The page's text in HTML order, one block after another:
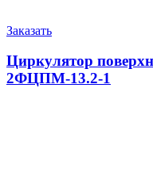
Заказать
Циркулятор
2ФЦПМ-13.2-1